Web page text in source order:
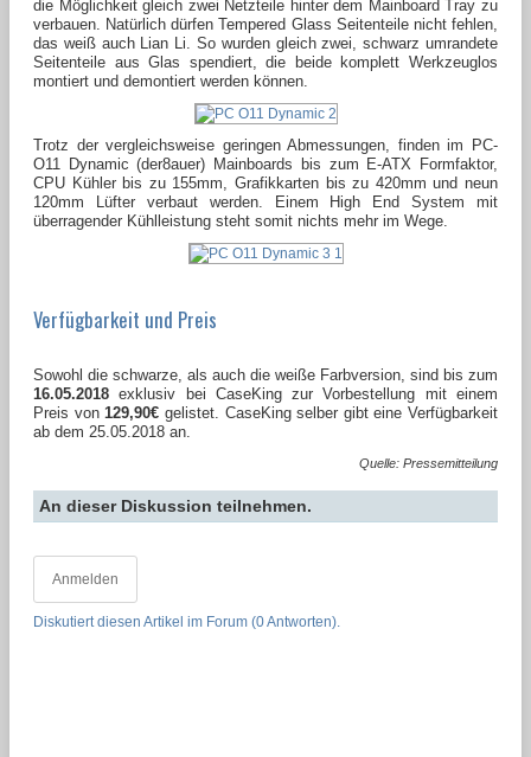
die Möglichkeit gleich zwei Netzteile hinter dem Mainboard Tray zu
verbauen. Natürlich dürfen Tempered Glass Seitenteile nicht fehlen,
das weiß auch Lian Li. So wurden gleich zwei, schwarz umrandete
Seitenteile aus Glas spendiert, die beide komplett Werkzeuglos
montiert und demontiert werden können.
Trotz der vergleichsweise geringen Abmessungen, finden im PC-
O11 Dynamic (der8auer) Mainboards bis zum E-ATX Formfaktor,
CPU Kühler bis zu 155mm, Grafikkarten bis zu 420mm und neun
120mm Lüfter verbaut werden. Einem High End System mit
überragender Kühlleistung steht somit nichts mehr im Wege.
Verfügbarkeit und Preis
Sowohl die schwarze, als auch die weiße Farbversion, sind bis zum
16.05.2018 exklusiv bei CaseKing zur Vorbestellung mit einem
Preis von 129,90€ gelistet. CaseKing selber gibt eine Verfügbarkeit
ab dem 25.05.2018 an.
Quelle: Pressemitteilung
An dieser Diskussion teilnehmen.
Anmelden
Diskutiert diesen Artikel im Forum (0 Antworten).